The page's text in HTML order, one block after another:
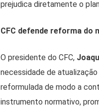
prejudica diretamente o
CFC defende reforma do
O presidente do CFC,
necessidade de
reformulada de modo a
instrumento normativo,